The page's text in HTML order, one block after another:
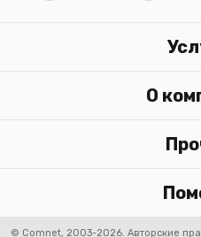
О
© Comnet, 2003-2026. Авторские